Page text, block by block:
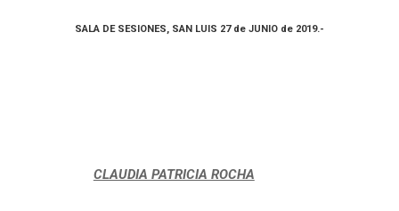
SALA DE SESIONES, SAN LUIS 27 de JUNIO de 2019.-
CLAUDIA PATRICIA ROCHA